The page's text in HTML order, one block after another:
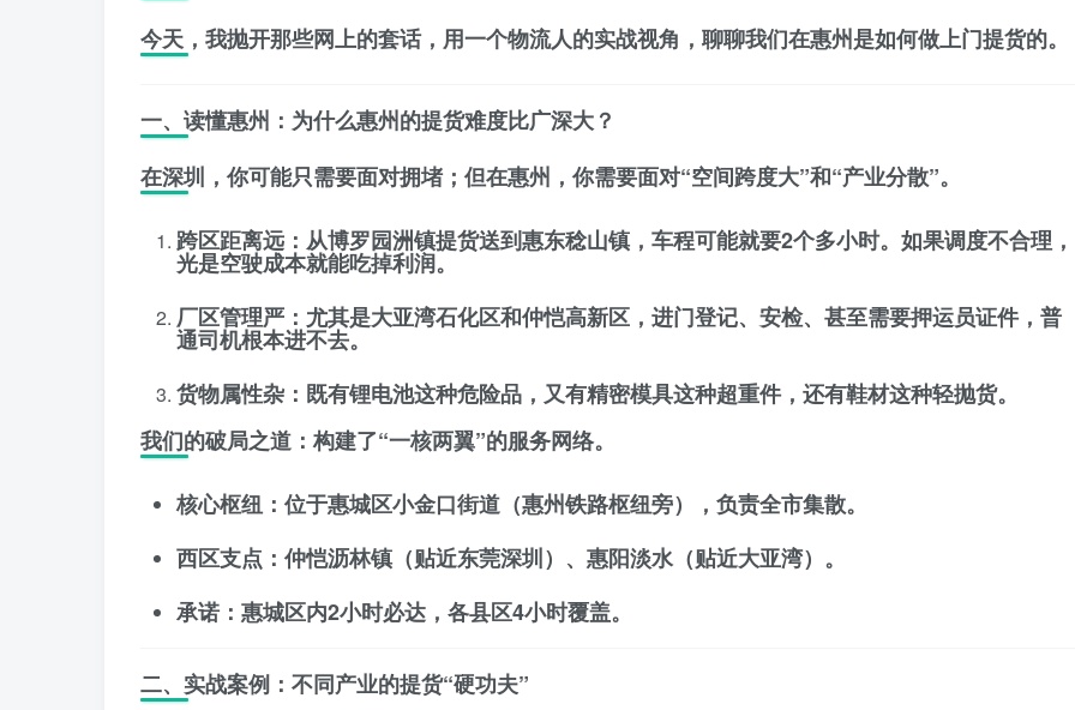
今天，我抛开那些网上的套话，用一个物流人的实战视角，聊聊我们在惠州是如何做上门提货的。
一、读懂惠州：为什么惠州的提货难度比广深大？
在深圳，你可能只需要面对拥堵；但在惠州，你需要面对“空间跨度大”和“产业分散”。
跨区距离远 ：从博罗园洲镇提货送到惠东稔山镇，车程可能就要2个多小时。如果调度不合理，
光是空驶成本就能吃掉利润。
厂区管理严 ：尤其是大亚湾石化区和仲恺高新区，进门登记、安检、甚至需要押运员证件，普
通司机根本进不去。
货物属性杂 ：既有锂电池这种危险品，又有精密模具这种超重件，还有鞋材这种轻抛货。
我们的破局之道 ：构建了“一核两翼”的服务网络。
核心枢纽 ：位于惠城区小金口街道（惠州铁路枢纽旁），负责全市集散。
西区支点 ：仲恺沥林镇（贴近东莞深圳）、惠阳淡水（贴近大亚湾）。
承诺 ：惠城区内2小时必达，各县区4小时覆盖。
二、实战案例：不同产业的提货“硬功夫”